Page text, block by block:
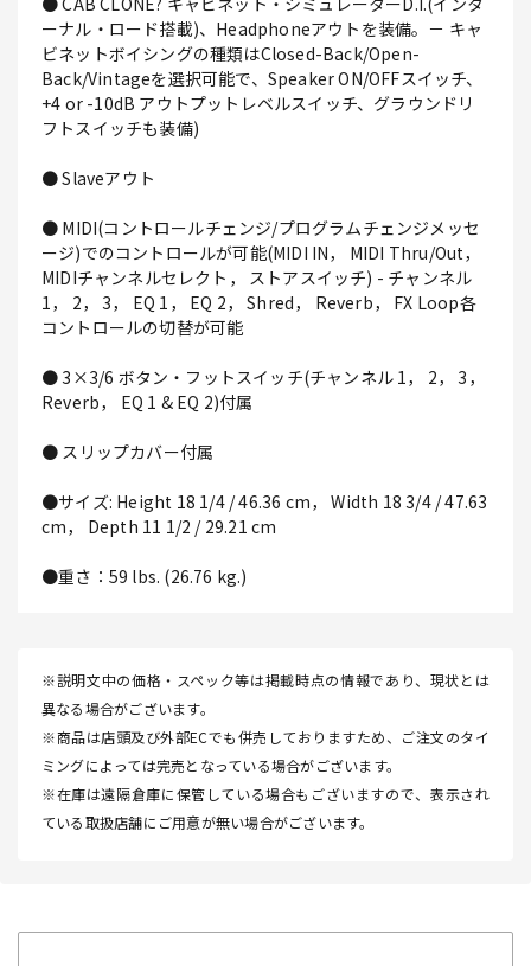
ーナル・ロード搭載)、Headphoneアウトを装備。－ キャ
ビネットボイシングの種類はClosed-Back/Open-
Back/Vintageを選択可能で、Speaker ON/OFFスイッチ、
+4 or -10dB アウトプットレベルスイッチ、グラウンドリ
フトスイッチも装備)
● Slaveアウト
● MIDI(コントロールチェンジ/プログラムチェンジメッセ
ージ)でのコントロールが可能(MIDI IN， MIDI Thru/Out，
MIDIチャンネルセレクト， ストアスイッチ) - チャンネル
1， 2， 3， EQ 1， EQ 2， Shred， Reverb， FX Loop各
コントロールの切替が可能
● 3×3/6 ボタン・フットスイッチ(チャンネル 1， 2， 3，
Reverb， EQ 1 & EQ 2)付属
● スリップカバー付属
●サイズ: Height 18 1/4 / 46.36 cm， Width 18 3/4 / 47.63
cm， Depth 11 1/2 / 29.21 cm
●重さ：59 lbs. (26.76 kg.)
※説明文中の価格・スペック等は掲載時点の情報であり、現状とは
異なる場合がございます。
※商品は店頭及び外部ECでも併売しておりますため、ご注文のタイ
ミングによっては完売となっている場合がございます。
※在庫は遠隔倉庫に保管している場合もございますので、表示され
ている取扱店舗にご用意が無い場合がございます。